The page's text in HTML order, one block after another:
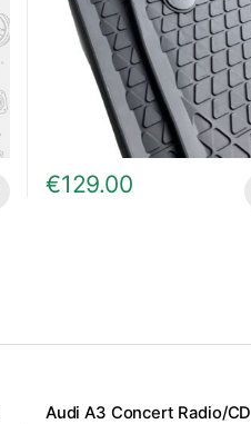
€129.00
Audi A3 Concert Radio/CD